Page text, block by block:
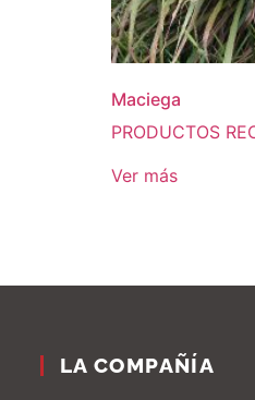
Maciega
PRODUCTOS
Ver más
LA COMPAÑÍA